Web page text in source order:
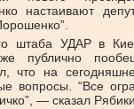
настаивают
штаба УДАР в
публично
что на
вопросы. “Все
— сказал